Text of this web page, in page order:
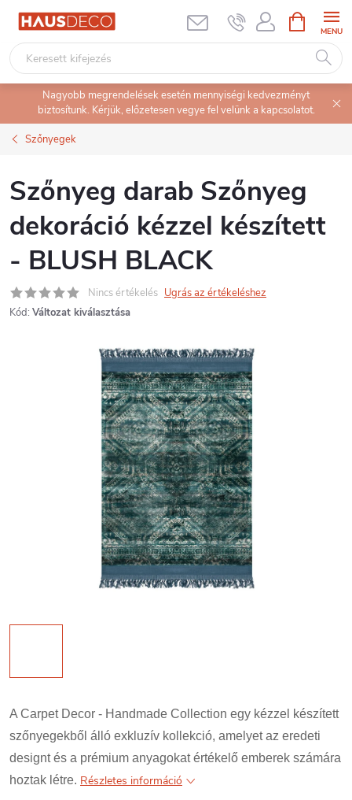
Ugrás
tartalomhoz
KOSÁR
Nagyobb megrendelések esetén mennyiségi kedvezményt
biztosítunk. Kérjük, előzetesen vegye fel velünk a kapcsolatot.
Szőnyegek
Szőnyeg darab Szőnyeg
dekoráció kézzel készített
- BLUSH BLACK
Nincs értékelés Ugrás az értékeléshez
Kód: Változat kiválasztása
A Carpet Decor - Handmade Collection egy kézzel készített
szőnyegekből álló exkluzív kollekció, amelyet az eredeti
designt és a prémium anyagokat értékelő emberek számára
hoztak létre. Részletes információ